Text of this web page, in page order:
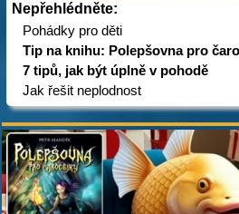
Nepřehlédněte:
Pohádky pro děti
Tip na knihu: Polepšovna pro
7 tipů, jak být úplně v pohodě
Jak řešit neplodnost